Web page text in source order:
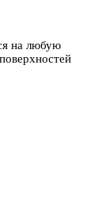
на любую